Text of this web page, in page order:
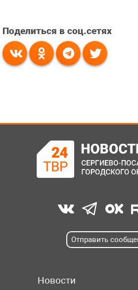
Поделиться в соц.сетях
Отправить
Новости